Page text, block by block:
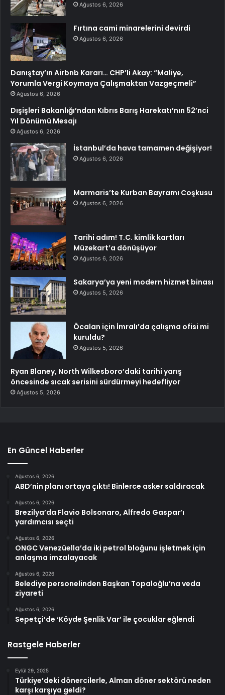
Ağustos 6, 2026
Fırtına cami minarelerini devirdi
Ağustos 6, 2026
Danıştay’ın Airbnb Kararı… CHP’li Akay: “Maliye,
Yorumla Vergi Koymaya Çalışmaktan Vazgeçmeli”
Ağustos 6, 2026
Dışişleri Bakanlığı’ndan Kıbrıs Barış Harekatı’nın 52’nci
Yıl Dönümü Mesajı
Ağustos 6, 2026
İstanbul’da hava tamamen değişiyor!
Ağustos 6, 2026
Marmaris’te Kurban Bayramı Coşkusu
Ağustos 6, 2026
Tarihi adım! T.C. kimlik kartları
Müzekart’a dönüşüyor
Ağustos 6, 2026
Sakarya’ya yeni modern hizmet binası
Ağustos 5, 2026
Öcalan için İmralı’da çalışma ofisi mi
kuruldu?
Ağustos 5, 2026
Ryan Blaney, North Wilkesboro’daki tarihi yarış
öncesinde sıcak serisini sürdürmeyi hedefliyor
Ağustos 5, 2026
En Güncel Haberler
Ağustos 6, 2026
ABD’nin planı ortaya çıktı! Binlerce asker saldıracak
Ağustos 6, 2026
Brezilya’da Flavio Bolsonaro, Alfredo Gaspar’ı
yardımcısı seçti
Ağustos 6, 2026
ONGC Venezüella’da iki petrol bloğunu işletmek için
anlaşma imzalayacak
Ağustos 6, 2026
Belediye personelinden Başkan Topaloğlu’na veda
ziyareti
Ağustos 6, 2026
Sepetçi’de ‘Köyde Şenlik Var’ ile çocuklar eğlendi
Rastgele Haberler
Eylül 29, 2025
Türkiye’deki dönercilerle, Alman döner sektörü neden
karşı karşıya geldi?